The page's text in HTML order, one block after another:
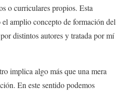
o curriculares propios. Esta
amplio concepto de formación del
distintos autores y tratada por mí
implica algo más que una mera
En este sentido podemos